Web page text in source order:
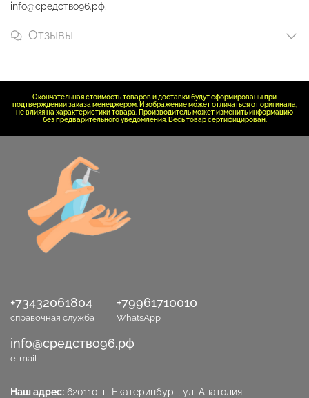
info@средство96.рф.
Отзывы
Окончательная стоимость товаров и доставки будут сформированы при
подтверждении заказа менеджером. Изображение может отличаться от оригинала,
не влияя на характеристики товара. Производитель может изменить информацию
без предварительного уведомления. Весь товар сертифицирован.
+73432061804
справочная служба
+79961710010
WhatsApp
info@средство96.рф
e-mail
Наш адрес: 620110, г. Екатеринбург, ул. Анатолия